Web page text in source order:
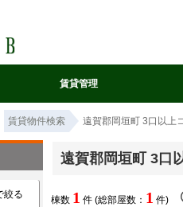
賃貸管理
賃貸物件検索 遠賀郡岡垣町 3口以上
遠賀郡岡垣町 3口
棟数 1 件 (総部屋数： 1 件)
絞る